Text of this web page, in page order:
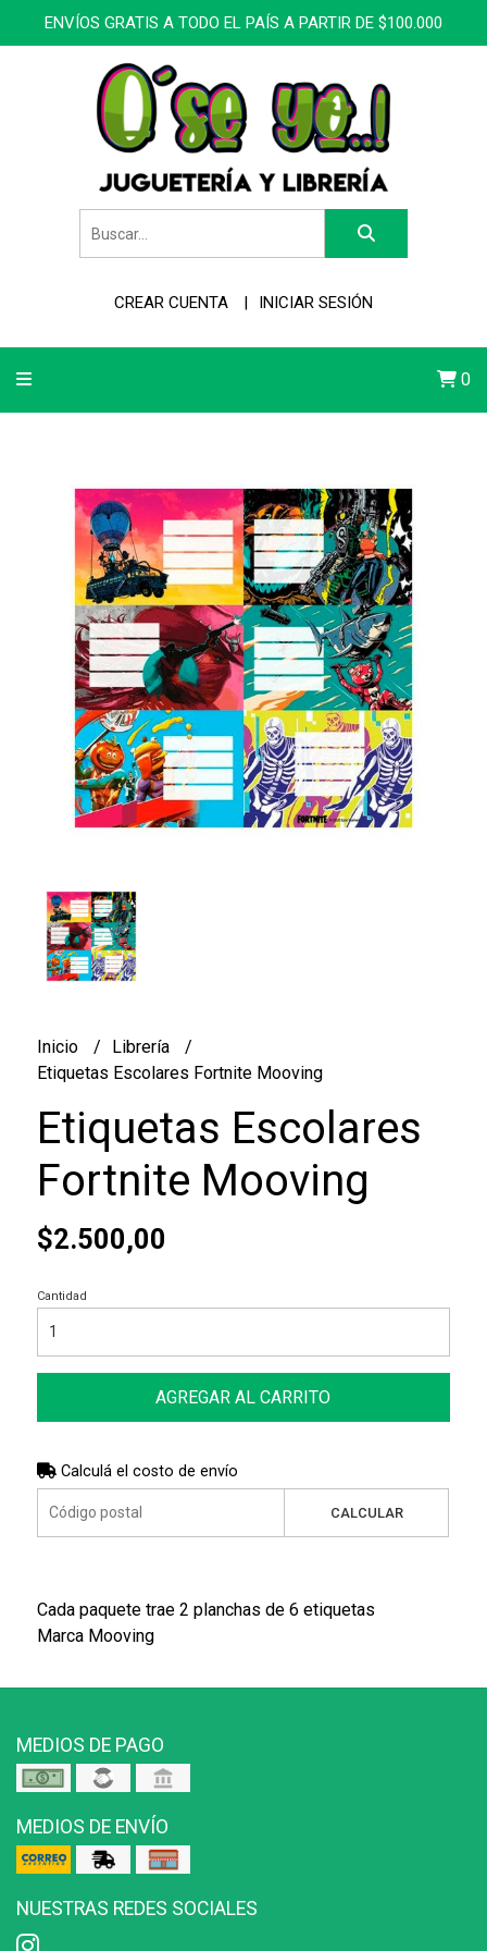
ENVÍOS GRATIS A TODO EL PAÍS A PARTIR DE $100.000
CREAR CUENTA INICIAR SESIÓN
0
Inicio
Librería
Etiquetas Escolares Fortnite Mooving
Etiquetas Escolares
Fortnite Mooving
$2.500,00
Cantidad
AGREGAR AL CARRITO
Calculá el costo de envío
CALCULAR
Cada paquete trae 2 planchas de 6 etiquetas
Marca Mooving
MEDIOS DE PAGO
MEDIOS DE ENVÍO
NUESTRAS REDES SOCIALES